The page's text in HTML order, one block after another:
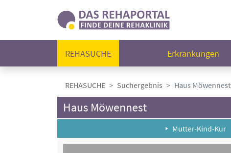
REHASUCHE Erkrankungen
REHASUCHE Suchergebnis Haus Möwennest
Haus Möwennest
Mutter-Kind-Kur